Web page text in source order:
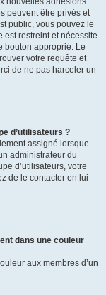
peuvent être privés et
public, vous pouvez le
restreint et nécessite
bouton approprié. Le
votre requête et
de ne pas harceler un
d’utilisateurs ?
assigné lorsque
administrateur du
d’utilisateurs, votre
de le contacter en lui
dans une couleur
aux membres d’un